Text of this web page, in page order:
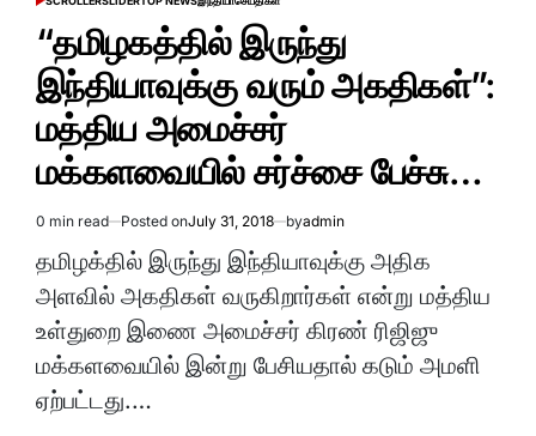
POSTED
“தமிழகத்தில் இருந்து
இந்தியாவுக்கு வரும் அகதிகள்”:
மத்திய அமைச்சர்
மக்களவையில் சர்ச்சை பேச்சு…
Estimated
read
time
0 min read Posted onJuly 31, 2018 byadmin
தமிழக்தில் இருந்து இந்தியாவுக்கு அதிக
அளவில் அகதிகள் வருகிறார்கள் என்று மத்திய
உள்துறை இணை அமைச்சர் கிரண் ரிஜிஜு
மக்களவையில் இன்று பேசியதால் கடும் அமளி
ஏற்பட்டது.…